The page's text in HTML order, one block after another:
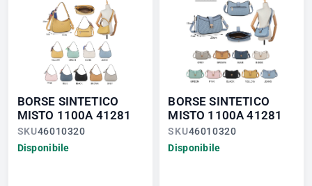
BORSE SINTETICO
MISTO 1100A 41281
SKU46010320
Disponibile
BORSE SINTETICO
MISTO 1100A 41281
SKU46010320
Disponibile